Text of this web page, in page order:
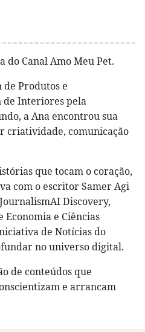
do Canal Amo Meu Pet.
de Produtos e
de Interiores pela
a Ana encontrou sua
criatividade, comunicação
que tocam o coração,
com o escritor Samer Agi
Discovery,
Economia e Ciências
de Notícias do
no universo digital.
de conteúdos que
e arrancam